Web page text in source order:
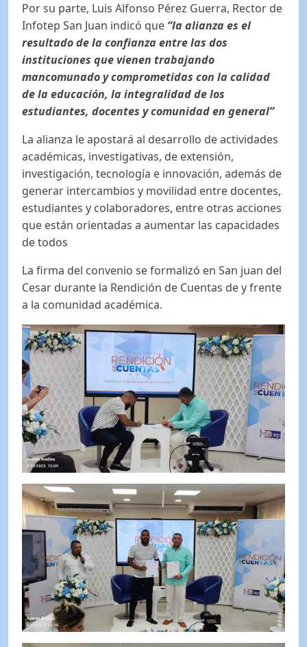
Por su parte, Luis Alfonso Pérez Guerra, Rector de
Infotep San Juan indicó que “la alianza es el
resultado de la confianza entre las dos
instituciones que vienen trabajando
mancomunado y comprometidas con la calidad
de la educación, la integralidad de los
estudiantes, docentes y comunidad en general”
La alianza le apostará al desarrollo de actividades
académicas, investigativas, de extensión,
investigación, tecnología e innovación, además de
generar intercambios y movilidad entre docentes,
estudiantes y colaboradores, entre otras acciones
que están orientadas a aumentar las capacidades
de todos
La firma del convenio se formalizó en San juan del
Cesar durante la Rendición de Cuentas de y frente
a la comunidad académica.